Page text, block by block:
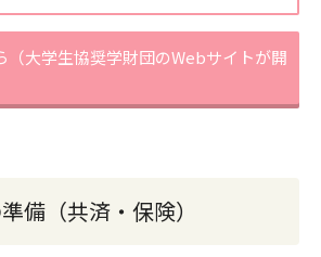
（大学生協奨学財団のWebサイトが開
備（共済・保険）